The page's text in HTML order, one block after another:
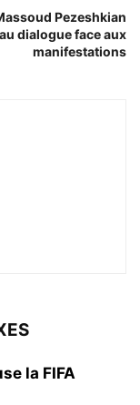
Pezeshkian
dialogue face aux
manifestations
la FIFA